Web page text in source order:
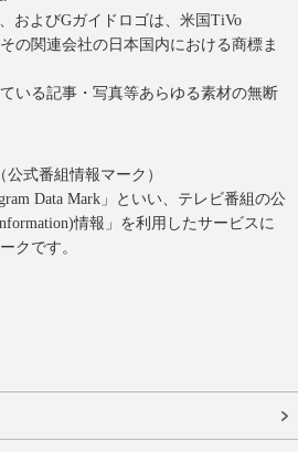
およびGガイドロゴは、米国TiVo
の関連会社の日本国内における商標ま
いる記事・写真等あらゆる素材の無断
公式番組情報マーク）
Data Mark」といい、テレビ番組の公
情報」を利用したサービスに
クです。